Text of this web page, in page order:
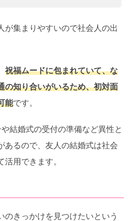
が集まりやすいので社会人の出
祝福ムードに包まれていて、な
の知り合いがいるため、初対面
能です。
結婚式の受付の準備など異性と
あるので、友人の結婚式は社会
活用できます。
のきっかけを見つけたいという